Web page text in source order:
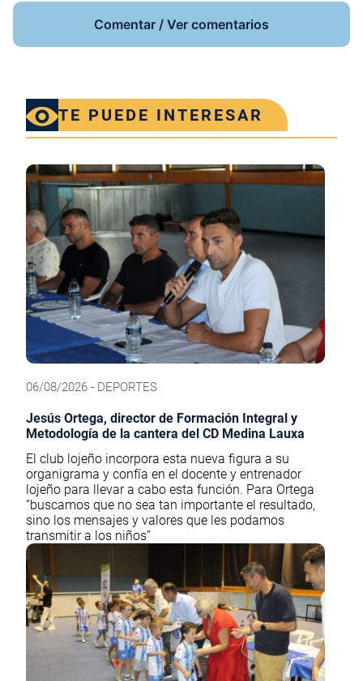
Comentar / Ver comentarios
TE PUEDE INTERESAR
06/08/2026 - DEPORTES
Jesús Ortega, director de Formación Integral y
Metodología de la cantera del CD Medina Lauxa
El club lojeño incorpora esta nueva figura a su
organigrama y confía en el docente y entrenador
lojeño para llevar a cabo esta función. Para Ortega
“buscamos que no sea tan importante el resultado,
sino los mensajes y valores que les podamos
transmitir a los niños”